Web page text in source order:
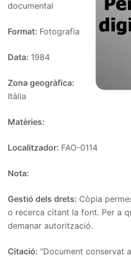
documental
Format: Fotografia
Data: 1984
Zona geogràfica:
Itàlia
Matèries:
Localitzador: FAO-0114
Nota:
Gestió dels drets: Còpia
o recerca citant la font. Per a
demanar autorització.
Citació: “Document conservat